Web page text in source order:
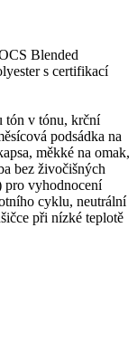
Blended
s certifikací
tón v tónu, krční
podsádka na
měkké na omak,
bez živočišných
pro vyhodnocení
cyklu, neutrální
při nízké teplotě